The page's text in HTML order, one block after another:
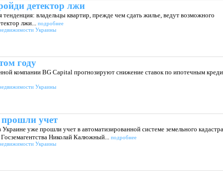
детектор лжи
тенденция: владельцы квартир, прежде чем сдать жилье, ведут возможного
лжи... подробнее
Украины
году
компании BG Capital прогнозируют снижение ставок по ипотечным
Украины
учет
Украине уже прошли учет в автоматизированной системе земельного
Госземагентства Николай Калюжный... подробнее
Украины